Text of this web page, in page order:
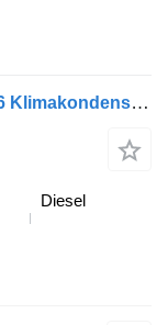
Volvo FM9 (01.01-12.05) SD7H15-8176 Klimakondensator für Volvo FM7-FM12, FM, FMX (1998-2014) Sattelzugmaschine
Diesel